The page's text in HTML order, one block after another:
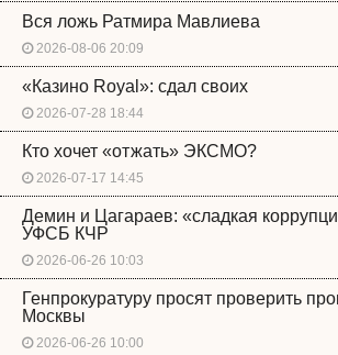
Вся ложь Ратмира Мавлиева
2026-08-06 20:09
«Казино Royal»: сдал своих
2026-07-28 18:44
Кто хочет «отжать» ЭКСМО?
2026-07-17 14:45
Демин и Цагараев: «сладкая
УФСБ КЧР
2026-06-26 10:03
Генпрокуратуру просят проверить
Москвы
2026-06-26 10:00